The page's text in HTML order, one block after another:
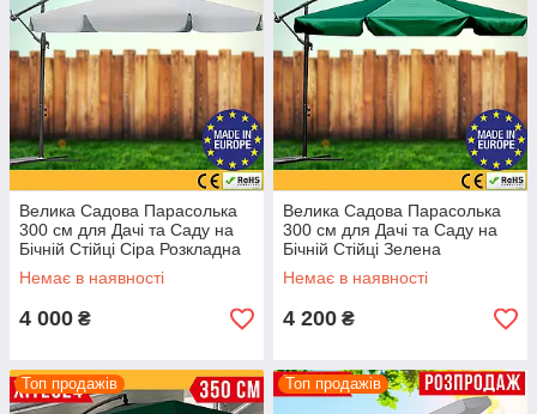
Велика Садова Парасолька
300 см для Дачі та Саду на
Бічній Стійці Сіра Розкладна
Вулична Парасолька 3,0 м з
Нахилом
Немає в наявності
4 000 ₴
Велика Садова Парасолька
300 см для Дачі та Саду на
Бічній Стійці Зелена
Розкладна Вулична
Парасолька 3 м з Нахилом
Немає в наявності
4 200 ₴
Топ продажів Топ продажів